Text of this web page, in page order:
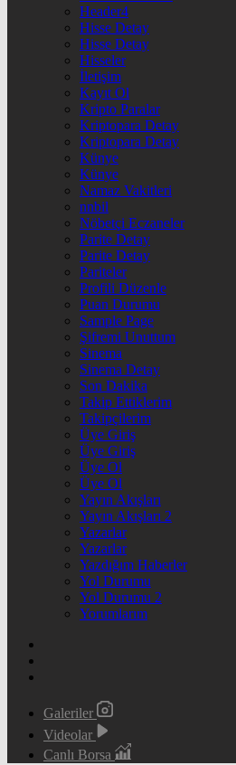
Header4
Hisse Detay
Hisse Detay
Hisseler
İletişim
Kayıt Ol
Kripto Paralar
Kriptopara Detay
Kriptopara Detay
Künye
Künye
Namaz Vakitleri
nnbil
Nöbetçi Eczaneler
Parite Detay
Parite Detay
Pariteler
Profili Düzenle
Puan Durumu
Sample Page
Şifremi Unuttum
Sinema
Sinema Detay
Son Dakika
Takip Ettiklerim
Takipçilerim
Üye Giriş
Üye Giriş
Üye Ol
Üye Ol
Yayın Akışları
Yayın Akışları 2
Yazarlar
Yazarlar
Yazdığım Haberler
Yol Durumu
Yol Durumu 2
Yorumlarım
Galeriler
Videolar
Canlı Borsa